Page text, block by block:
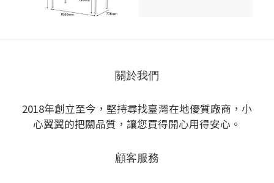
關於我們
2018年創立至今，堅持尋找臺灣在地優質廠商，小
心翼翼的把關品質，讓您買得開心用得安心。
顧客服務